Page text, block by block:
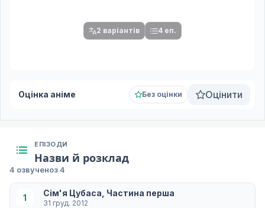
2 варіантів 4 еп.
Оцінка аніме Без оцінки Оцінити
ЕПІЗОДИ
Назви й розклад
4 озвученоз 4
1 Сім'я Цубаса, Частина перша
31 груд. 2012